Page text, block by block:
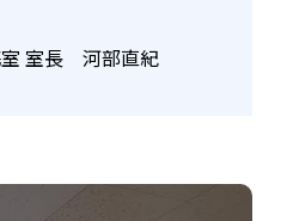
室 室長 河部直紀